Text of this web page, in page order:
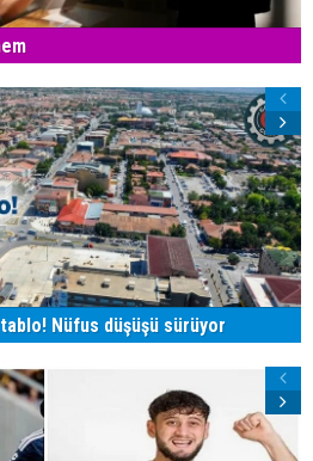
Nüfus düşüşü sürüyor